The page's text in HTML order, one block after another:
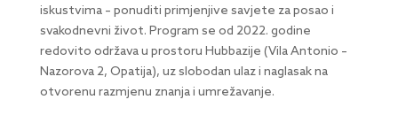
iskustvima – ponuditi primjenjive savjete za posao i
svakodnevni život. Program se od 2022. godine
redovito održava u prostoru Hubbazije (Vila Antonio –
Nazorova 2, Opatija), uz slobodan ulaz i naglasak na
otvorenu razmjenu znanja i umrežavanje.